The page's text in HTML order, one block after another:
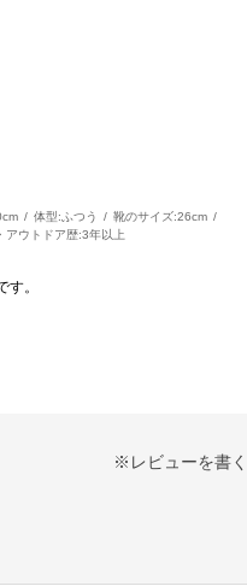
体型: ふつう 靴のサイズ:26cm
アウトドア歴:3年以上
。
※レビューを書